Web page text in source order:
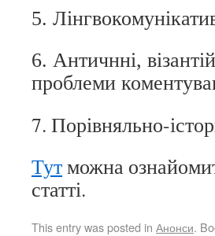
5.
6. Античнні,
проблеми
7. Порівняльно-
Тутможна
статті.
This entry was posted in Анонси.